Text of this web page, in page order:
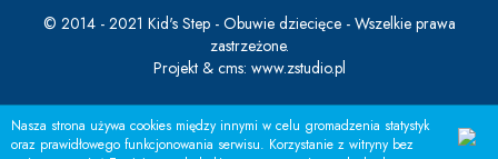
© 2014 - 2021 Kid's Step - Obuwie dziecięce - Wszelkie prawa
zastrzeżone.
Projekt & cms: www.zstudio.pl
Nasza strona używa cookies między innymi w celu gromadzenia statystyk
oraz prawidłowego funkcjonowania serwisu. Korzystanie z witryny bez